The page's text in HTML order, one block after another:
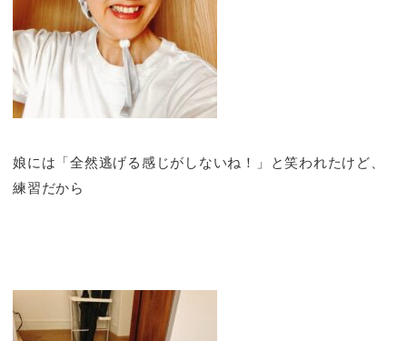
娘には「全然逃げる感じがしないね！」と笑われたけど、
練習だから